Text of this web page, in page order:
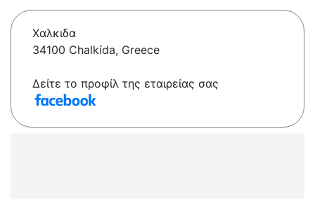
Χαλκιδα
34100 Chalkída, Greece
Δείτε το προφίλ της εταιρείας σας